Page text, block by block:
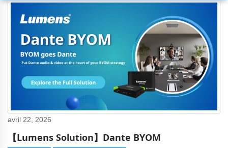
avril 22, 2026
【Lumens Solution】Dante BYOM